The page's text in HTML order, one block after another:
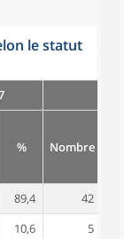
le statut
% Nombre
89,4 42
10,6 5